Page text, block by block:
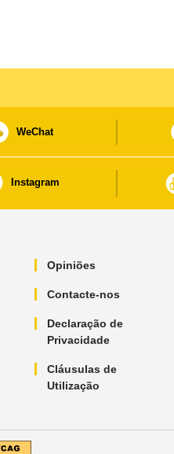
WeChat
Instagram
Opiniões
Contacte-nos
Declaração de
Privacidade
Cláusulas de
Utilização